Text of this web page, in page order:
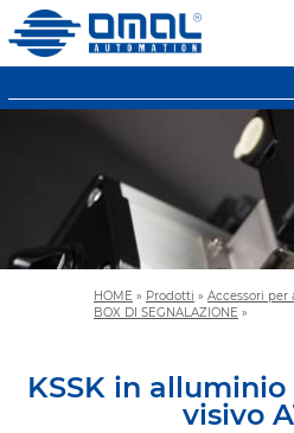
HOME » Prodotti » Accessori per
BOX DI SEGNALAZIONE »
KSSK in
visivo